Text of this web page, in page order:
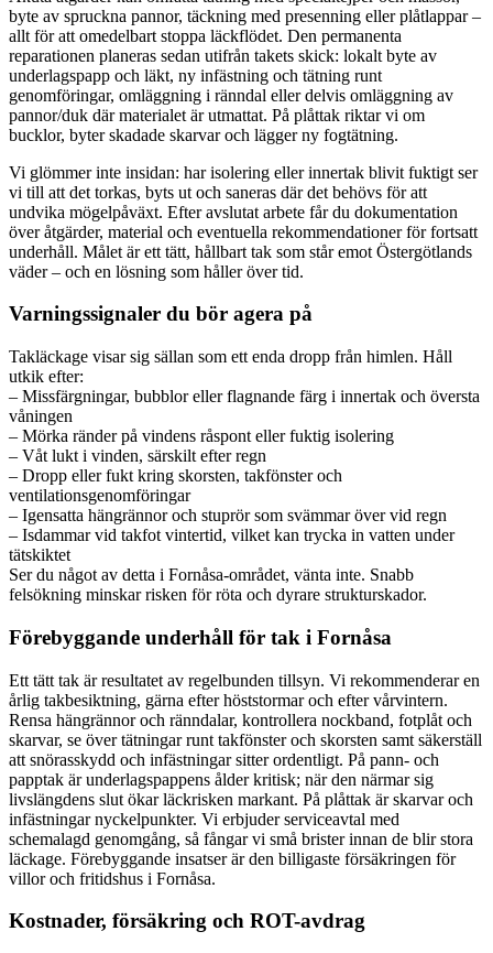
byte av spruckna pannor, täckning med presenning eller plåtlappar –
allt för att omedelbart stoppa läckflödet. Den permanenta
reparationen planeras sedan utifrån takets skick: lokalt byte av
underlagspapp och läkt, ny infästning och tätning runt
genomföringar, omläggning i ränndal eller delvis omläggning av
pannor/duk där materialet är utmattat. På plåttak riktar vi om
bucklor, byter skadade skarvar och lägger ny fogtätning.
Vi glömmer inte insidan: har isolering eller innertak blivit fuktigt ser
vi till att det torkas, byts ut och saneras där det behövs för att
undvika mögelpåväxt. Efter avslutat arbete får du dokumentation
över åtgärder, material och eventuella rekommendationer för fortsatt
underhåll. Målet är ett tätt, hållbart tak som står emot Östergötlands
väder – och en lösning som håller över tid.
Varningssignaler du bör agera på
Takläckage visar sig sällan som ett enda dropp från himlen. Håll
utkik efter:
– Missfärgningar, bubblor eller flagnande färg i innertak och översta
våningen
– Mörka ränder på vindens råspont eller fuktig isolering
– Våt lukt i vinden, särskilt efter regn
– Dropp eller fukt kring skorsten, takfönster och
ventilationsgenomföringar
– Igensatta hängrännor och stuprör som svämmar över vid regn
– Isdammar vid takfot vintertid, vilket kan trycka in vatten under
tätskiktet
Ser du något av detta i Fornåsa-området, vänta inte. Snabb
felsökning minskar risken för röta och dyrare strukturskador.
Förebyggande underhåll för tak i Fornåsa
Ett tätt tak är resultatet av regelbunden tillsyn. Vi rekommenderar en
årlig takbesiktning, gärna efter höststormar och efter vårvintern.
Rensa hängrännor och ränndalar, kontrollera nockband, fotplåt och
skarvar, se över tätningar runt takfönster och skorsten samt säkerställ
att snörasskydd och infästningar sitter ordentligt. På pann- och
papptak är underlagspappens ålder kritisk; när den närmar sig
livslängdens slut ökar läckrisken markant. På plåttak är skarvar och
infästningar nyckelpunkter. Vi erbjuder serviceavtal med
schemalagd genomgång, så fångar vi små brister innan de blir stora
läckage. Förebyggande insatser är den billigaste försäkringen för
villor och fritidshus i Fornåsa.
Kostnader, försäkring och ROT-avdrag